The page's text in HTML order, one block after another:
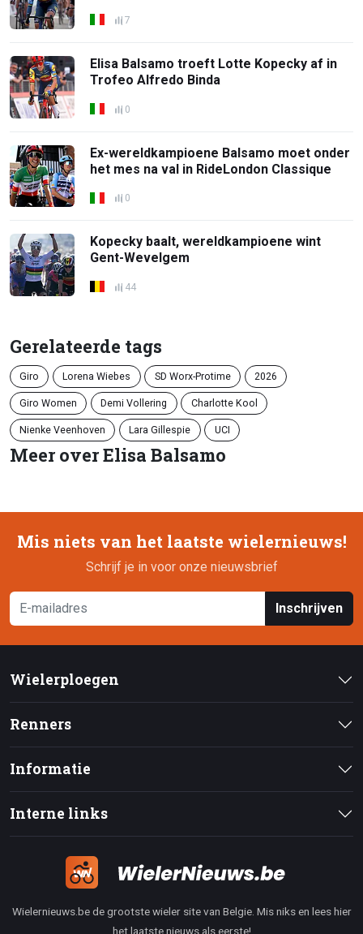
7
Elisa Balsamo troeft Lotte Kopecky af in
Trofeo Alfredo Binda
0
Ex-wereldkampioene Balsamo moet onder
het mes na val in RideLondon Classique
0
Kopecky baalt, wereldkampioene wint
Gent-Wevelgem
44
Gerelateerde tags
Giro Lorena Wiebes SD Worx-Protime 2026
Giro Women Demi Vollering Charlotte Kool
Nienke Veenhoven Lara Gillespie UCI
Meer over Elisa Balsamo
Mis niets van het laatste wielernieuws!
Schrijf je in voor onze nieuwsbrief
Inschrijven
Wielerploegen
Renners
Informatie
Interne links
Wielernieuws.be de grootste wieler site van Belgie. Mis niks en lees hier
het laatste nieuws als eerste!